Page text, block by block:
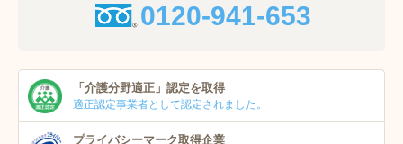
0120-941-653
「介護分野適正」 認定を取得
適正認定事業者として認定されました。
プライバシーマーク取得企業